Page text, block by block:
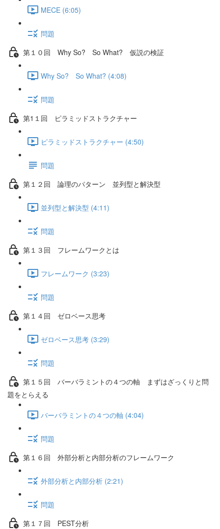
MECE (6:05)
問題
第１０回 Why So? So What? 仮説の検証
Why So? So What? (4:08)
問題
第1１回 ピラミッドストラクチャー
ピラミッドストラクチャー (4:50)
問題
第１２回 論理のパターン 並列型と解決型
並列型と解決型 (4:11)
問題
第１３回 フレームワークとは
フレームワーク (3:23)
問題
第１４回 ゼロベース思考
ゼロベース思考 (3:29)
問題
第１５回 バーバラミントの４つの軸 まずはざっくりと問
題をとらえる
バーバラミントの４つの軸 (4:04)
問題
第１６回 外部分析と内部分析のフレームワーク
外部分析と内部分析 (2:21)
問題
第１７回 PEST分析